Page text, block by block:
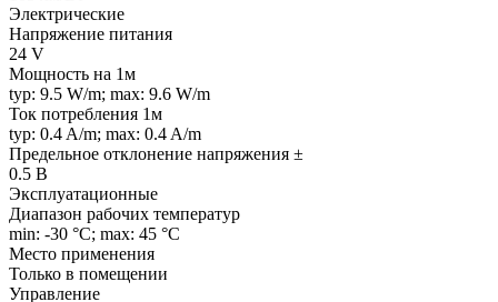
Электрические
Напряжение питания
24 V
Мощность на 1м
typ: 9.5 W/m; max: 9.6 W/m
Ток потребления 1м
typ: 0.4 A/m; max: 0.4 A/m
Предельное отклонение напряжения ±
0.5 В
Эксплуатационные
Диапазон рабочих температур
min: -30 °C; max: 45 °C
Место применения
Только в помещении
Управление